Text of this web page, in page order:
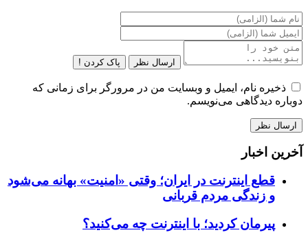
ارسال نظر پاک کردن !
ذخیره نام، ایمیل و وبسایت من در مرورگر برای زمانی که
دوباره دیدگاهی می‌نویسم.
آخرین اخبار
قطع اینترنت در ایران؛ وقتی «امنیت» بهانه می‌شود
و زندگی مردم قربانی
پیرمان کردید؛ با اینترنت چه می‌کنید؟